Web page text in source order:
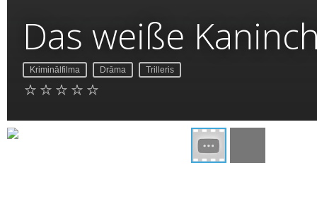
Das weiße
Kriminālfilma Drāma Trilleris